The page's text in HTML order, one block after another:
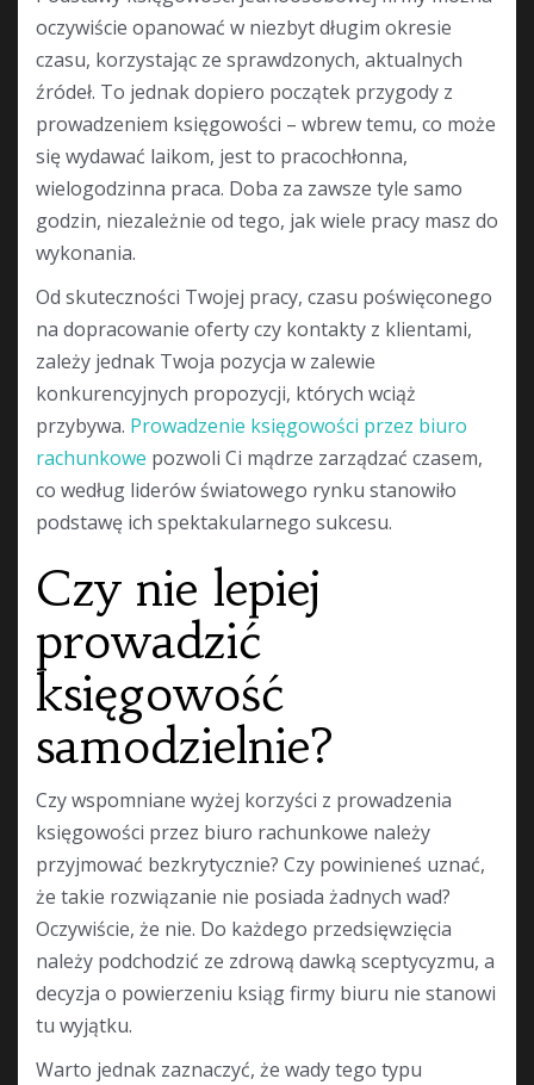
oczywiście opanować w niezbyt długim okresie
czasu, korzystając ze sprawdzonych, aktualnych
źródeł. To jednak dopiero początek przygody z
prowadzeniem księgowości – wbrew temu, co może
się wydawać laikom, jest to pracochłonna,
wielogodzinna praca. Doba za zawsze tyle samo
godzin, niezależnie od tego, jak wiele pracy masz do
wykonania.
Od skuteczności Twojej pracy, czasu poświęconego
na dopracowanie oferty czy kontakty z klientami,
zależy jednak Twoja pozycja w zalewie
konkurencyjnych propozycji, których wciąż
przybywa. Prowadzenie księgowości przez biuro
rachunkowe pozwoli Ci mądrze zarządzać czasem,
co według liderów światowego rynku stanowiło
podstawę ich spektakularnego sukcesu.
Czy nie lepiej
prowadzić
księgowość
samodzielnie?
Czy wspomniane wyżej korzyści z prowadzenia
księgowości przez biuro rachunkowe należy
przyjmować bezkrytycznie? Czy powinieneś uznać,
że takie rozwiązanie nie posiada żadnych wad?
Oczywiście, że nie. Do każdego przedsięwzięcia
należy podchodzić ze zdrową dawką sceptycyzmu, a
decyzja o powierzeniu ksiąg firmy biuru nie stanowi
tu wyjątku.
Warto jednak zaznaczyć, że wady tego typu